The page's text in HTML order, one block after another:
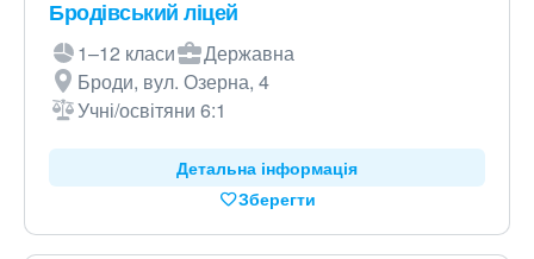
Бродівський ліцей
1–12 класи
Державна
Броди, вул. Озерна, 4
Учні/освітяни 6:1
Детальна інформація
Зберегти